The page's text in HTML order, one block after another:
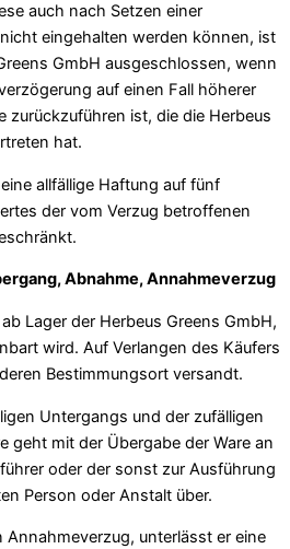
auch nach Setzen einer
eingehalten werden können, ist
GmbH ausgeschlossen, wenn
auf einen Fall höherer
zurückzuführen ist, die die Herbeus
hat.
allfällige Haftung auf fünf
der vom Verzug betroffenen
Abnahme, Annahmeverzug
Lager der Herbeus Greens GmbH,
wird. Auf Verlangen des Käufers
Bestimmungsort versandt.
Untergangs und der zufälligen
geht mit der Übergabe der Ware an
oder der sonst zur Ausführung
Person oder Anstalt über.
unterlässt er eine